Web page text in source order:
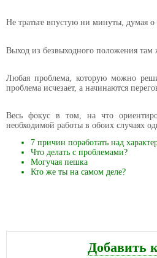
Не тратьте впустую ни минуты, думая о
Выход из безвыходного положения там
Любая проблема, которую можно
проблема исчезает, а начинаются
Весь фокус в том, на что
необходимой работы в обоих случаях
7 причин поработать над
Что делать с проблемами?
Могучая пешка
Кто же ты на самом деле?
Добавить